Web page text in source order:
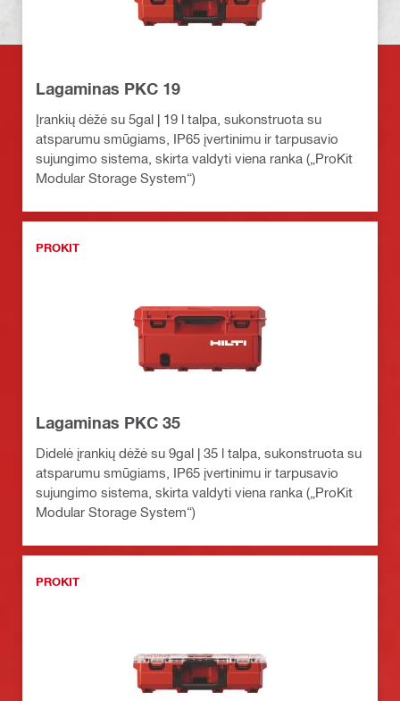
Lagaminas PKC 19
Įrankių dėžė su 5gal | 19 l talpa, sukonstruota su
atsparumu smūgiams, IP65 įvertinimu ir tarpusavio
sujungimo sistema, skirta valdyti viena ranka („ProKit
Modular Storage System“)
PROKIT
Lagaminas PKC 35
Didelė įrankių dėžė su 9gal | 35 l talpa, sukonstruota su
atsparumu smūgiams, IP65 įvertinimu ir tarpusavio
sujungimo sistema, skirta valdyti viena ranka („ProKit
Modular Storage System“)
PROKIT